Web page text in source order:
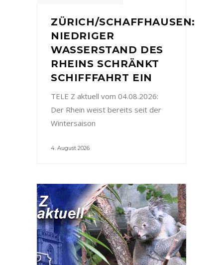
ZÜRICH/SCHAFFHAUSEN:
NIEDRIGER
WASSERSTAND DES
RHEINS SCHRÄNKT
SCHIFFFAHRT EIN
TELE Z aktuell vom 04.08.2026:
Der Rhein weist bereits seit der
Wintersaison
4. August 2026